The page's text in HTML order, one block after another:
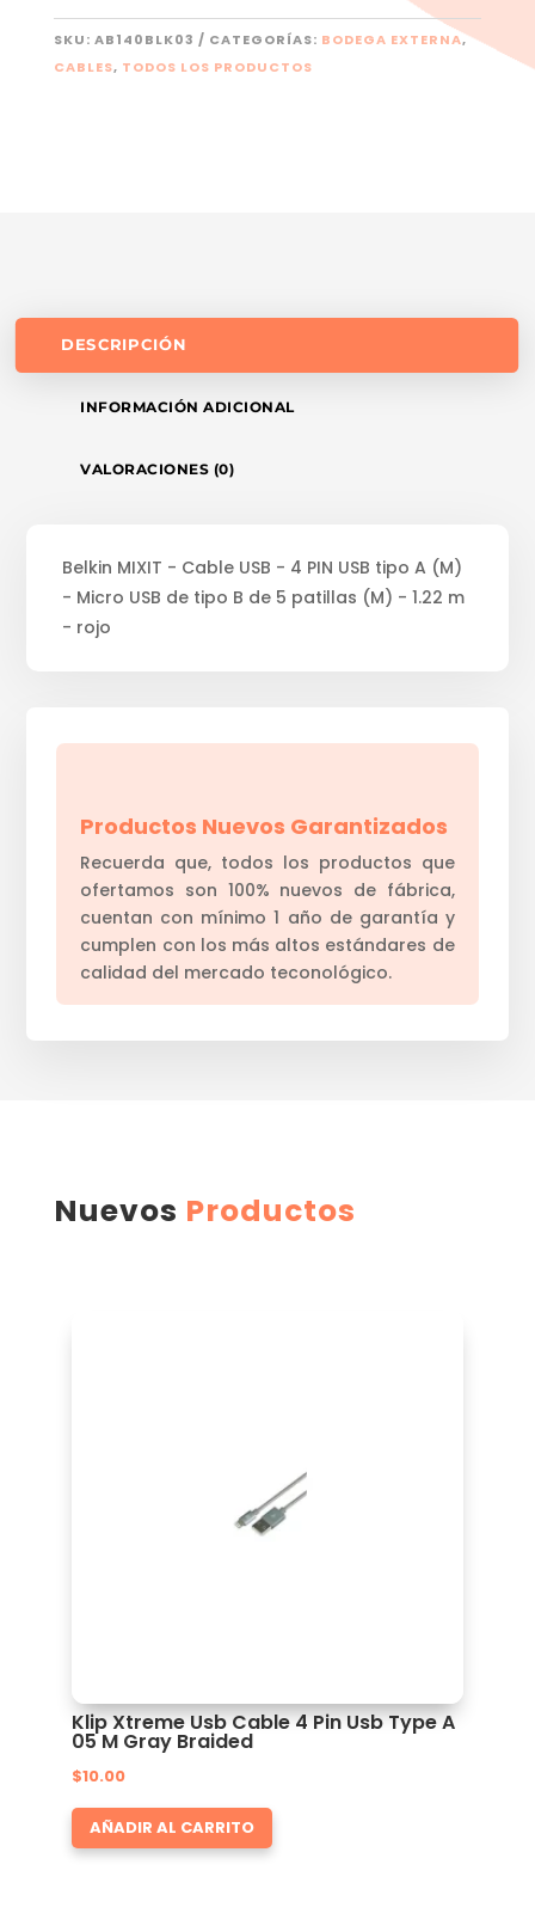
SKU: AB140BLK03 CATEGORÍAS: BODEGA EXTERNA,
CABLES, TODOS LOS PRODUCTOS
DESCRIPCIÓN
INFORMACIÓN ADICIONAL
VALORACIONES (0)
Belkin MIXIT - Cable USB - 4 PIN USB tipo A (M)
- Micro USB de tipo B de 5 patillas (M) - 1.22 m
- rojo
Productos Nuevos Garantizados
Recuerda que, todos los productos que
ofertamos son 100% nuevos de fábrica,
cuentan con mínimo 1 año de garantía y
cumplen con los más altos estándares de
calidad del mercado teconológico.
Nuevos Productos
Klip Xtreme Usb Cable 4 Pin Usb Type A
05 M Gray Braided
$10.00
AÑADIR AL CARRITO